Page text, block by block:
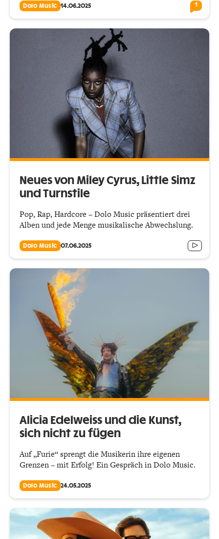
Dolo Music 14.06.2025 1
Neues von Miley Cyrus, Little Simz
und Turnstile
Pop, Rap, Hardcore – Dolo Music präsentiert drei
Alben und jede Menge musikalische Abwechslung.
Dolo Music 07.06.2025
Alicia Edelweiss und die Kunst,
sich nicht zu fügen
Auf „Furie“ sprengt die Musikerin ihre eigenen
Grenzen – mit Erfolg! Ein Gespräch in Dolo Music.
Dolo Music 24.05.2025